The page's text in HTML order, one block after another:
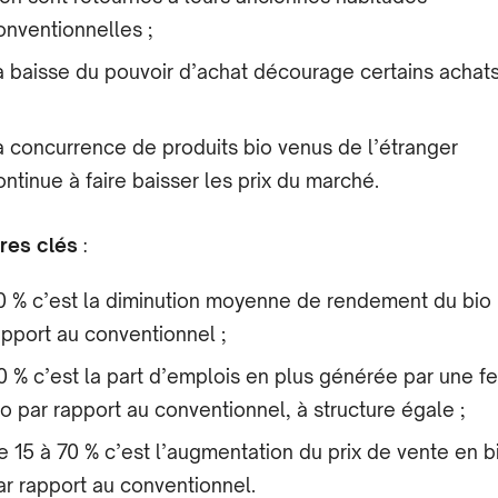
;
baisse du pouvoir d’achat décourage certains
concurrence de produits bio venus de l’étranger
à faire baisser les prix du marché.
clés :
% c’est la diminution moyenne de rendement du bio
au conventionnel ;
% c’est la part d’emplois en plus générée par une
par rapport au conventionnel, à structure égale ;
15 à 70 % c’est l’augmentation du prix de vente en
rapport au conventionnel.